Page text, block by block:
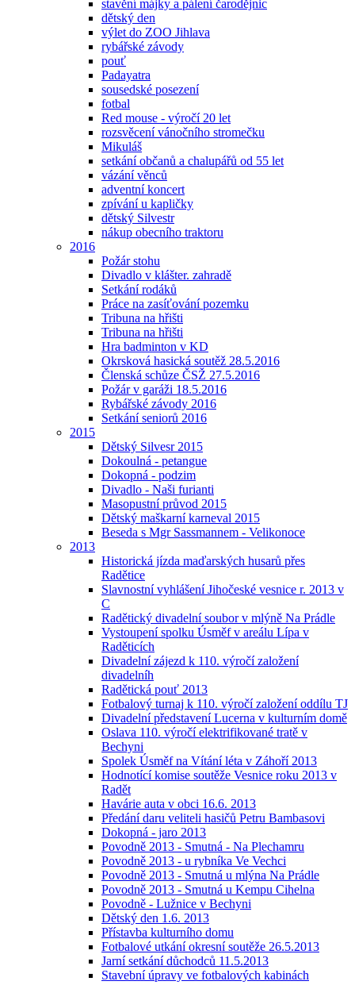
stavění májky a pálení čarodějnic
dětský den
výlet do ZOO Jihlava
rybářské závody
pouť
Padayatra
sousedské posezení
fotbal
Red mouse - výročí 20 let
rozsvěcení vánočního stromečku
Mikuláš
setkání občanů a chalupářů od 55 let
vázání věnců
adventní koncert
zpívání u kapličky
dětský Silvestr
nákup obecního traktoru
2016
Požár stohu
Divadlo v klášter. zahradě
Setkání rodáků
Práce na zasíťování pozemku
Tribuna na hřišti
Tribuna na hřišti
Hra badminton v KD
Okrsková hasická soutěž 28.5.2016
Členská schůze ČSŽ 27.5.2016
Požár v garáži 18.5.2016
Rybářské závody 2016
Setkání seniorů 2016
2015
Dětský Silvesr 2015
Dokoulná - petangue
Dokopná - podzim
Divadlo - Naši furianti
Masopustní průvod 2015
Dětský maškarní karneval 2015
Beseda s Mgr Sassmannem - Velikonoce
2013
Historická jízda maďarských husarů přes
Radětice
Slavnostní vyhlášení Jihočeské vesnice r. 2013 v
C
Radětický divadelní soubor v mlýně Na Prádle
Vystoupení spolku Úsměf v areálu Lípa v
Raděticích
Divadelní zájezd k 110. výročí založení
divadelníh
Radětická pouť 2013
Fotbalový turnaj k 110. výročí založení oddílu TJ
Divadelní představení Lucerna v kulturním domě
Oslava 110. výročí elektrifikované tratě v
Bechyni
Spolek Úsměf na Vítání léta v Záhoří 2013
Hodnotící komise soutěže Vesnice roku 2013 v
Radět
Havárie auta v obci 16.6. 2013
Předání daru veliteli hasičů Petru Bambasovi
Dokopná - jaro 2013
Povodně 2013 - Smutná - Na Plechamru
Povodně 2013 - u rybníka Ve Vechci
Povodně 2013 - Smutná u mlýna Na Prádle
Povodně 2013 - Smutná u Kempu Cihelna
Povodně - Lužnice v Bechyni
Dětský den 1.6. 2013
Přístavba kulturního domu
Fotbalové utkání okresní soutěže 26.5.2013
Jarní setkání důchodců 11.5.2013
Stavební úpravy ve fotbalových kabinách